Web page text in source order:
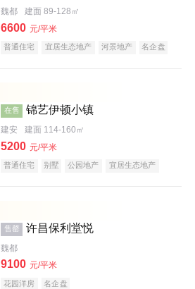
魏都 建面 89-128㎡
6600 元/平米
普通住宅 宜居生态地产 河景地产 名企盘
在售 锦艺伊顿小镇
建安 建面 114-160㎡
5200 元/平米
普通住宅 别墅 公园地产
宜居生态地产
售罄 许昌保利堂悦
魏都
9100 元/平米
花园洋房 名企盘